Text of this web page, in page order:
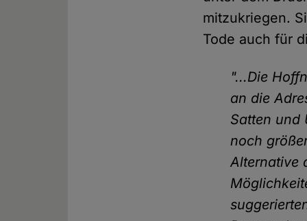
mitzukriegen.
Tode auch für
"...Die
an die
Satten und
noch
Alternative